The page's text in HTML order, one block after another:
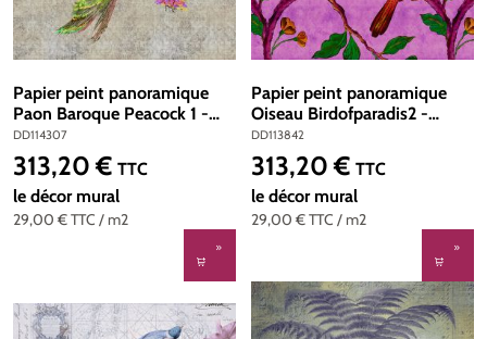
Papier peint panoramique
Paon Baroque Peacock 1 -
Référence DD114307 -
Intissé 200g/m2 - Standard
400 x 270
DD114307
29,00 €TTC / m2
Prix régulier :
313,20 € TTC
le décor mural
Papier peint panoramique
Oiseau Birdofparadis2 -
Référence DD113842 -
Intissé 200g/m2 - Standard
400 x 270
DD113842
29,00 €TTC / m2
Prix régulier :
313,20 € TTC
le décor mural